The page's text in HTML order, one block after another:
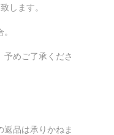
します。
めご了承くださ
品は承りかねま